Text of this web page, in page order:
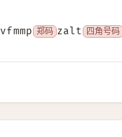
vfmmp 郑码 zalt 四角号码